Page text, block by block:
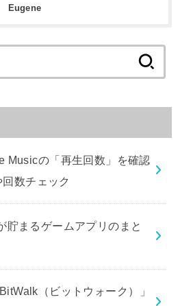
Eugene
索:
Musicの「再生回数」を確認
数チェック
貯まるゲームアプリのまと
（ビットウォーク）」